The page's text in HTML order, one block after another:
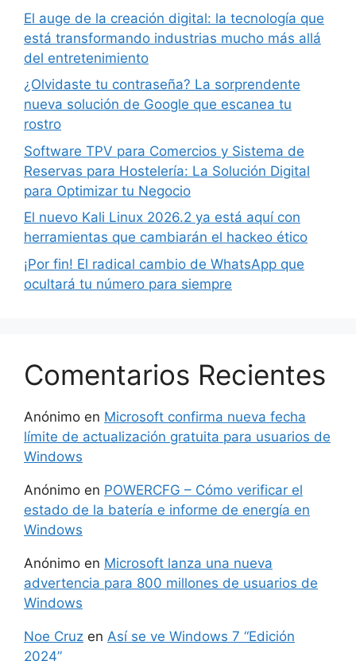
El auge de la creación digital: la tecnología que
está transformando industrias mucho más allá
del entretenimiento
¿Olvidaste tu contraseña? La sorprendente
nueva solución de Google que escanea tu
rostro
Software TPV para Comercios y Sistema de
Reservas para Hostelería: La Solución Digital
para Optimizar tu Negocio
El nuevo Kali Linux 2026.2 ya está aquí con
herramientas que cambiarán el hackeo ético
¡Por fin! El radical cambio de WhatsApp que
ocultará tu número para siempre
Comentarios Recientes
Anónimo en Microsoft confirma nueva fecha
límite de actualización gratuita para usuarios de
Windows
Anónimo en POWERCFG – Cómo verificar el
estado de la batería e informe de energía en
Windows
Anónimo en Microsoft lanza una nueva
advertencia para 800 millones de usuarios de
Windows
Noe Cruz en Así se ve Windows 7 “Edición
2024”